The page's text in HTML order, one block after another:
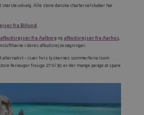
største udvalg. Alle store danske charterselskaber har
fra Billund.
afbudsrejser fraAalborgog afbudsrejser fra Aarhus,
i deres afbudsrejsesøgninger.
alternativt – især hvis tyskernes sommerferie (som
ferieuger fra uge 27 til 30, er der mange penge at spare